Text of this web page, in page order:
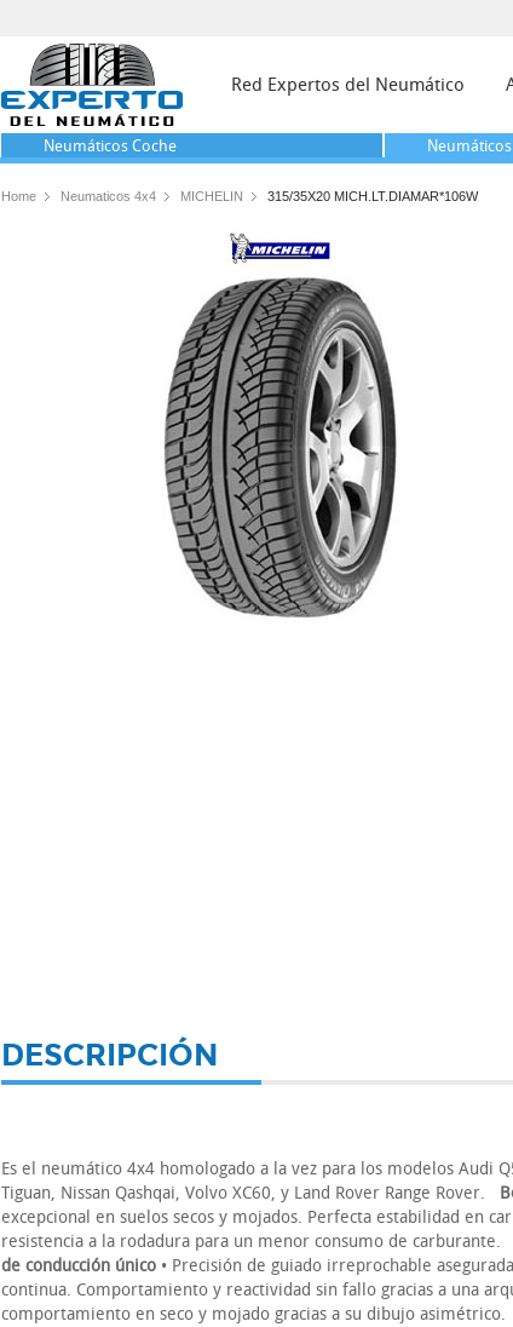
Red Expertos del Neumático
Neumáticos Coche Neumáticos
Home Neumaticos 4x4 MICHELIN 315/35X20 MICH.LT.DIAMAR*106W
DESCRIPCIÓN
Es el neumático 4x4 homologado a la vez para los modelos Audi
Tiguan, Nissan Qashqai, Volvo XC60, y Land Rover Range Rover.
excepcional en suelos secos y mojados. Perfecta estabilidad en
resistencia a la rodadura para un menor consumo de carburante.
de conducción único • Precisión de guiado irreprochable
continua. Comportamiento y reactividad sin fallo gracias a una
comportamiento en seco y mojado gracias a su dibujo